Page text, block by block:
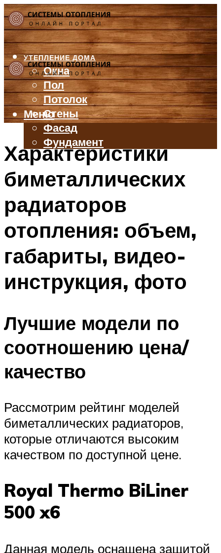
УТЕПЛЕНИЕ ДОМА
Окна
Пол
Потолок
Стены
Фасад
Фундамент
БАЛКОН И ЛОДЖИЯ
ВЕНТИЛЯЦИЯ
ТРУБЫ
Меню
Меню
Характеристики
биметаллических
радиаторов
отопления: объем,
габариты, видео-
инструкция, фото
Лучшие модели по
соотношению цена/
качество
Рассмотрим рейтинг моделей
биметаллических радиаторов,
которые отличаются высоким
качеством по доступной цене.
Royal Thermo BiLiner
500 x6
Данная модель оснащена защитой